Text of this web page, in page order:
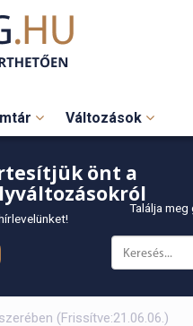
Változások
önt a
Találja
(Frissítve:21.06.06.)